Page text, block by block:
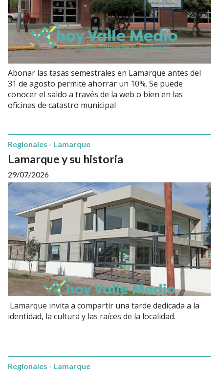
Abonar las tasas semestrales en Lamarque antes del
31 de agosto permite ahorrar un 10%. Se puede
conocer el saldo a través de la web o bien en las
oficinas de catastro municipal
Lamarque y su historia
Regionales - Lamarque
29/07/2026
Lamarque invita a compartir una tarde dedicada a la
identidad, la cultura y las raíces de la localidad.
Regionales - Lamarque